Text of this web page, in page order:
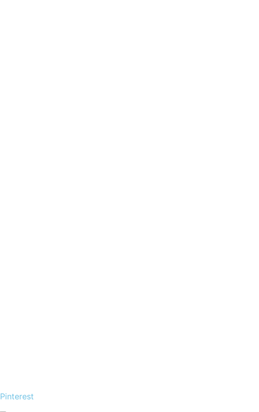
Pinterest